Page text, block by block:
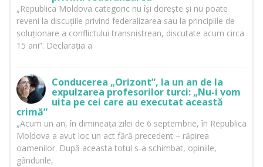
„Republica Moldova categoric nu își dorește și nu poate
reveni la discuțiile privind federalizarea sau la principiile de
soluționare a conflictului transnistrean, discutate acum circa
15 ani”. Declarația a
Conducerea „Orizont”, la un an de la
expulzarea profesorilor turci: „Nu-i vom
uita pe cei care au executat această
crimă”
„Acum un an, în dimineața zilei de 6 septembrie, în Republica
Moldova a avut loc un act fără precedent – răpirea
oamenilor. După aceasta totul s-a schimbat, opiniile,
gândurile,